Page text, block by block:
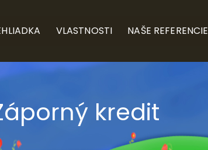
VLASTNOSTI NAŠE REFERENCIE
kredit